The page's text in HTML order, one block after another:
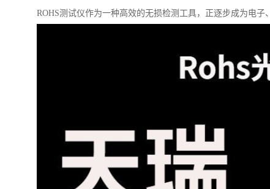
ROHS测试仪作为一种高效的无损检测工具，正逐步成为电